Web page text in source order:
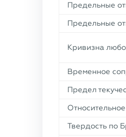
Предельные
Предельные
Кривизна
Временное
Предел
Твердость по